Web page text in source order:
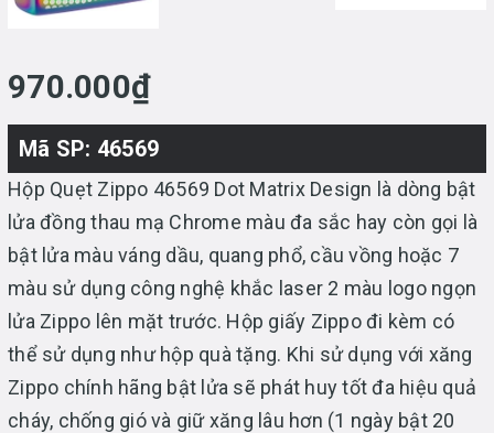
970.000₫
Mã SP: 46569
Hộp Quẹt Zippo 46569 Dot Matrix Design là dòng bật
lửa đồng thau mạ Chrome màu đa sắc hay còn gọi là
bật lửa màu váng dầu, quang phổ, cầu vồng hoặc 7
màu sử dụng công nghệ khắc laser 2 màu logo ngọn
lửa Zippo lên mặt trước. Hộp giấy Zippo đi kèm có
thể sử dụng như hộp quà tặng. Khi sử dụng với xăng
Zippo chính hãng bật lửa sẽ phát huy tốt đa hiệu quả
cháy, chống gió và giữ xăng lâu hơn (1 ngày bật 20